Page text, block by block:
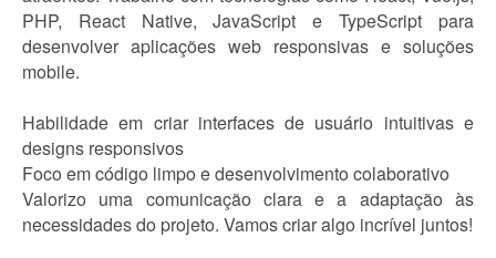
PHP, React Native, JavaScript e TypeScript para
desenvolver aplicações web responsivas e soluções
mobile.
Habilidade em criar interfaces de usuário intuitivas e
designs responsivos
Foco em código limpo e desenvolvimento colaborativo
Valorizo uma comunicação clara e a adaptação às
necessidades do projeto. Vamos criar algo incrível juntos!